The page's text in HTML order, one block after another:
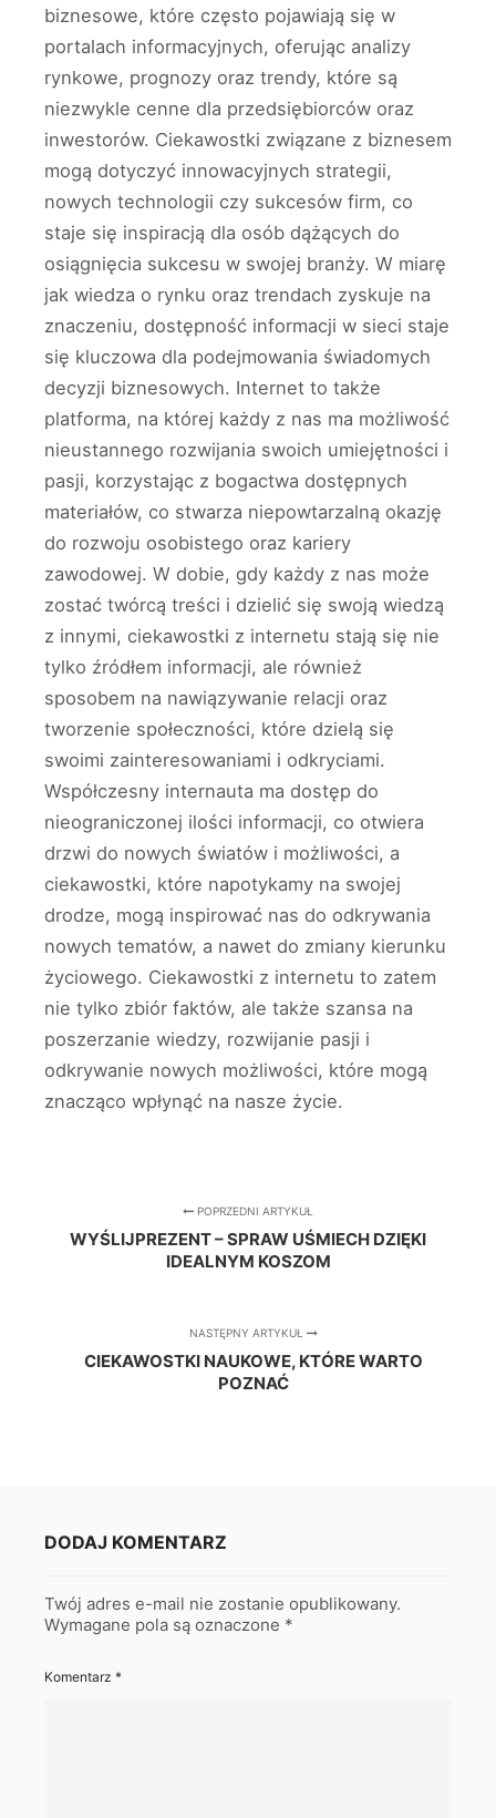
biznesowe, które często pojawiają się w
portalach informacyjnych, oferując analizy
rynkowe, prognozy oraz trendy, które są
niezwykle cenne dla przedsiębiorców oraz
inwestorów. Ciekawostki związane z biznesem
mogą dotyczyć innowacyjnych strategii,
nowych technologii czy sukcesów firm, co
staje się inspiracją dla osób dążących do
osiągnięcia sukcesu w swojej branży. W miarę
jak wiedza o rynku oraz trendach zyskuje na
znaczeniu, dostępność informacji w sieci staje
się kluczowa dla podejmowania świadomych
decyzji biznesowych. Internet to także
platforma, na której każdy z nas ma możliwość
nieustannego rozwijania swoich umiejętności i
pasji, korzystając z bogactwa dostępnych
materiałów, co stwarza niepowtarzalną okazję
do rozwoju osobistego oraz kariery
zawodowej. W dobie, gdy każdy z nas może
zostać twórcą treści i dzielić się swoją wiedzą
z innymi, ciekawostki z internetu stają się nie
tylko źródłem informacji, ale również
sposobem na nawiązywanie relacji oraz
tworzenie społeczności, które dzielą się
swoimi zainteresowaniami i odkryciami.
Współczesny internauta ma dostęp do
nieograniczonej ilości informacji, co otwiera
drzwi do nowych światów i możliwości, a
ciekawostki, które napotykamy na swojej
drodze, mogą inspirować nas do odkrywania
nowych tematów, a nawet do zmiany kierunku
życiowego. Ciekawostki z internetu to zatem
nie tylko zbiór faktów, ale także szansa na
poszerzanie wiedzy, rozwijanie pasji i
odkrywanie nowych możliwości, które mogą
znacząco wpłynąć na nasze życie.
POPRZEDNI ARTYKUŁ
WYŚLIJPREZENT – SPRAW UŚMIECH DZIĘKI
IDEALNYM KOSZOM
NASTĘPNY ARTYKUŁ
CIEKAWOSTKI NAUKOWE, KTÓRE WARTO
POZNAĆ
DODAJ KOMENTARZ
Twój adres e-mail nie zostanie opublikowany.
Wymagane pola są oznaczone *
Komentarz *